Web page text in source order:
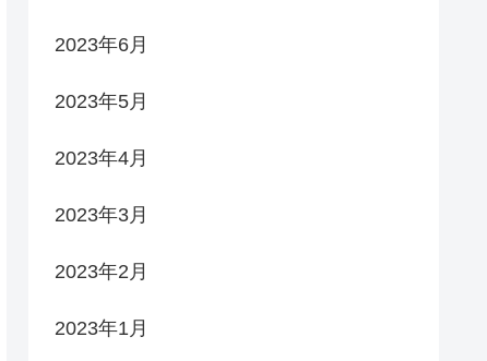
2023年6月
2023年5月
2023年4月
2023年3月
2023年2月
2023年1月